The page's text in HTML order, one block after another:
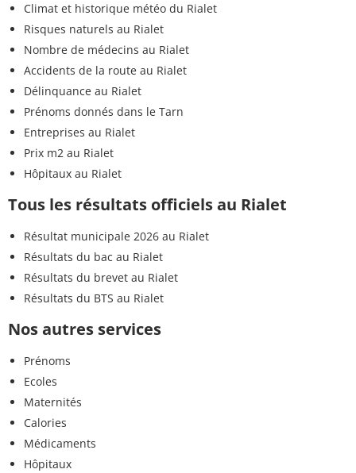
Climat et historique météo du Rialet
Risques naturels au Rialet
Nombre de médecins au Rialet
Accidents de la route au Rialet
Délinquance au Rialet
Prénoms donnés dans le Tarn
Entreprises au Rialet
Prix m2 au Rialet
Hôpitaux au Rialet
Tous les résultats officiels au Rialet
Résultat municipale 2026 au Rialet
Résultats du bac au Rialet
Résultats du brevet au Rialet
Résultats du BTS au Rialet
Nos autres services
Prénoms
Ecoles
Maternités
Calories
Médicaments
Hôpitaux